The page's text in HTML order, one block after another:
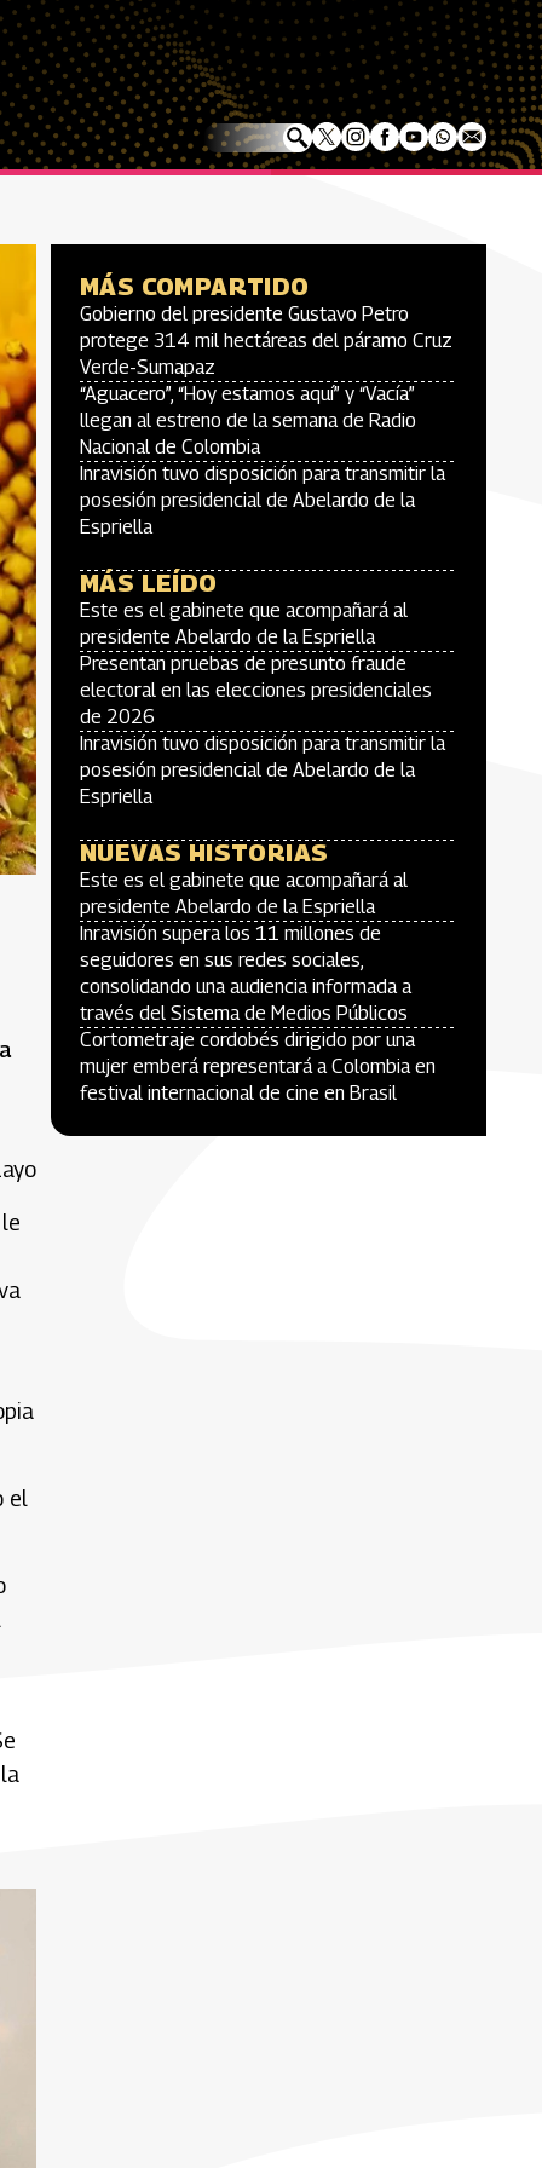
el
MÁS COMPARTIDO
Gobierno del presidente Gustavo Petro
protege 314 mil hectáreas del páramo Cruz
Verde-Sumapaz
“Aguacero”, “Hoy estamos aquí” y “Vacía”
llegan al estreno de la semana de Radio
Nacional de Colombia
Inravisión tuvo disposición para transmitir la
posesión presidencial de Abelardo de la
Espriella
MÁS LEÍDO
Este es el gabinete que acompañará al
presidente Abelardo de la Espriella
Presentan pruebas de presunto fraude
electoral en las elecciones presidenciales
de 2026
Inravisión tuvo disposición para transmitir la
posesión presidencial de Abelardo de la
Espriella
NUEVAS HISTORIAS
Este es el gabinete que acompañará al
presidente Abelardo de la Espriella
Inravisión supera los 11 millones de
seguidores en sus redes sociales,
consolidando una audiencia informada a
través del Sistema de Medios Públicos
Cortometraje cordobés dirigido por una
mujer emberá representará a Colombia en
festival internacional de cine en Brasil